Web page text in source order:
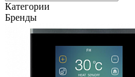
Категории
Бренды